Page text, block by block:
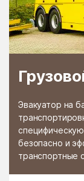
Эвакуатор на
безопасно и
транспортные